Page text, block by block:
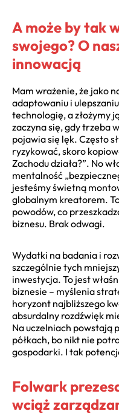
A może by tak
swojego? O
innowacją
Mam wrażenie, że jako
adaptowaniu i
technologię, a złożymy
zaczyna się, gdy trzeba
pojawia się lęk. Często
ryzykować, skoro
Zachodu działa?”. No
mentalność
jesteśmy świetną
globalnym kreatorem.
powodów, co
biznesu. Brak odwagi.
Wydatki na badania i
szczególnie tych
inwestycja. To jest
biznesie – myślenia
horyzont najbliższego
absurdalny rozdźwięk
Na uczelniach powstają
półkach, bo nikt nie
gospodarki. I tak
Folwark
wciąż